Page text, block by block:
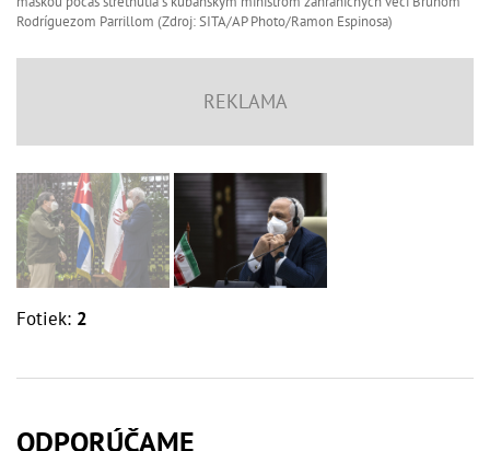
Rodríguezom Parrillom (Zdroj: SITA/AP Photo/Ramon Espinosa)
Fotiek: 2
ODPORÚČAME